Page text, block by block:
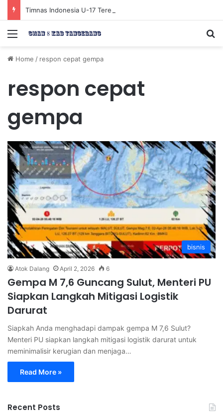
Menu
Home / respon cepat gempa
respon cepat
gempa
bisnis
Atok Dalang April 2, 2026 6
Gempa M 7,6 Guncang Sulut, Menteri PU
Siapkan Langkah Mitigasi Logistik
Darurat
Siapkah Anda menghadapi dampak gempa M 7,6 Sulut?
Menteri PU siapkan langkah mitigasi logistik darurat untuk
meminimalisir kerugian dan menjaga…
Read More »
Recent Posts